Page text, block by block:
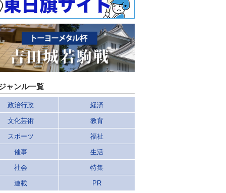
ャンル一覧
政治行政 経済
文化芸術 教育
スポーツ 福祉
催事 生活
社会 特集
連載 PR